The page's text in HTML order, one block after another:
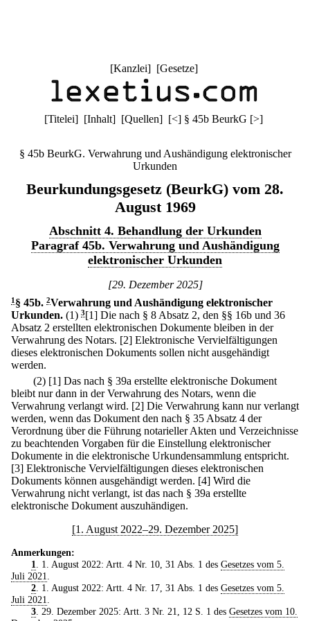
[Kanzlei] [Gesetze]
[Titelei] [Inhalt] [Quellen] [<] § 45b BeurkG [>]
§ 45b BeurkG. Verwahrung und Aushändigung elektronischer
Urkunden
Beurkundungsgesetz (BeurkG) vom 28.
August 1969
Abschnitt 4. Behandlung der Urkunden
Paragraf 45b. Verwahrung und Aushändigung
elektronischer Urkunden
[29. Dezember 2025]
1 § 45b. 2Verwahrung und Aushändigung elektronischer
Urkunden. (1) 3[1] Die nach § 8 Absatz 2, den §§ 16b und 36
Absatz 2 erstellten elektronischen Dokumente bleiben in der
Verwahrung des Notars. [2] Elektronische Vervielfältigungen
dieses elektronischen Dokuments sollen nicht ausgehändigt
werden.
(2) [1] Das nach § 39a erstellte elektronische Dokument
bleibt nur dann in der Verwahrung des Notars, wenn die
Verwahrung verlangt wird. [2] Die Verwahrung kann nur verlangt
werden, wenn das Dokument den nach § 35 Absatz 4 der
Verordnung über die Führung notarieller Akten und Verzeichnisse
zu beachtenden Vorgaben für die Einstellung elektronischer
Dokumente in die elektronische Urkundensammlung entspricht.
[3] Elektronische Vervielfältigungen dieses elektronischen
Dokuments können ausgehändigt werden. [4] Wird die
Verwahrung nicht verlangt, ist das nach § 39a erstellte
elektronische Dokument auszuhändigen.
[1. August 2022–29. Dezember 2025]
Anmerkungen:
1. 1. August 2022: Artt. 4 Nr. 10, 31 Abs. 1 des Gesetzes vom 5.
Juli 2021.
2. 1. August 2022: Artt. 4 Nr. 17, 31 Abs. 1 des Gesetzes vom 5.
Juli 2021.
3. 29. Dezember 2025: Artt. 3 Nr. 21, 12 S. 1 des Gesetzes vom 10.